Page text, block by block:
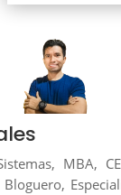
MBA,